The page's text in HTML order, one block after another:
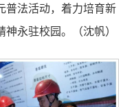
普法活动，着力培育新
永驻校园。（沈帆）